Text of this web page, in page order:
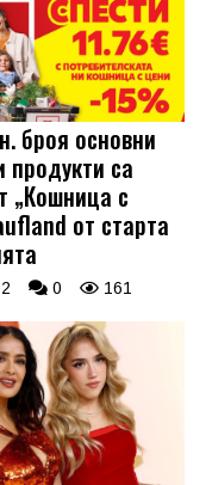
броя основни
продукти са
„Кошница с
от старта
0 161